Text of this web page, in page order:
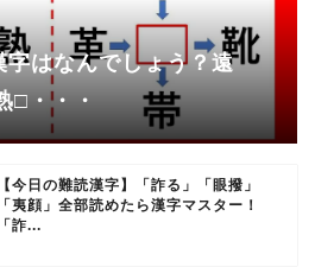
字はなんでしょう？遠
□・・・
【今日の難読漢字】「詐る」「眼撥」
「夷顔」全部読めたら漢字マスター！
「詐...